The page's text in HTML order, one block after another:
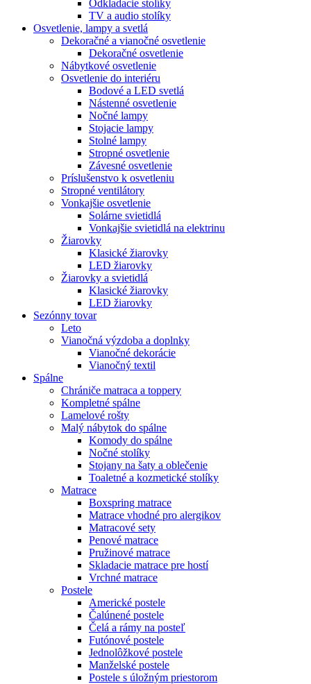
Odkladacie stolíky
TV a audio stolíky
Osvetlenie, lampy a svetlá
Dekoračné a vianočné osvetlenie
Dekoračné osvetlenie
Nábytkové osvetlenie
Osvetlenie do interiéru
Bodové a LED svetlá
Nástenné osvetlenie
Nočné lampy
Stojacie lampy
Stolné lampy
Stropné osvetlenie
Závesné osvetlenie
Príslušenstvo k osvetleniu
Stropné ventilátory
Vonkajšie osvetlenie
Solárne svietidlá
Vonkajšie svietidlá na elektrinu
Žiarovky
Klasické žiarovky
LED žiarovky
Žiarovky a svietidlá
Klasické žiarovky
LED žiarovky
Sezónny tovar
Leto
Vianočná výzdoba a doplnky
Vianočné dekorácie
Vianočný textil
Spálne
Chrániče matraca a toppery
Kompletné spálne
Lamelové rošty
Malý nábytok do spálne
Komody do spálne
Nočné stolíky
Stojany na šaty a oblečenie
Toaletné a kozmetické stolíky
Matrace
Boxspring matrace
Matrace vhodné pro alergikov
Matracové sety
Penové matrace
Pružinové matrace
Skladacie matrace pre hostí
Vrchné matrace
Postele
Americké postele
Čalúnené postele
Čelá a rámy na posteľ
Futónové postele
Jednolôžkové postele
Manželské postele
Postele s úložným priestorom